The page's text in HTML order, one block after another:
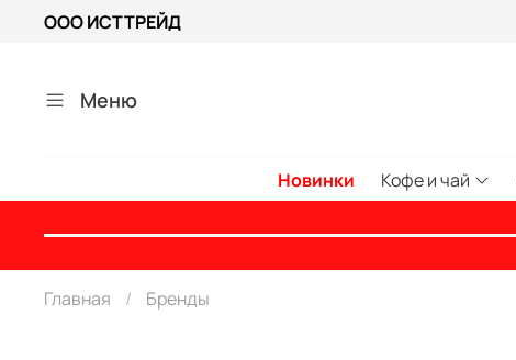
ООО ИСТТРЕЙД
Меню
Новинки Кофе и чай
Главная Бренды